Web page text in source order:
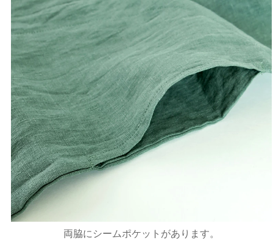
両脇にシームポケットがあります。